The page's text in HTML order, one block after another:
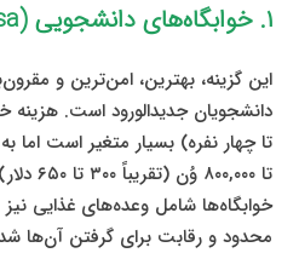
۱. خوابگاه‌های دانشجویی (Gisuksa)
این گزینه، بهترین، امن‌ترین و
دانشجویان جدیدالورود است. هزینه
تا
خوابگاه‌ها شامل وعده‌های غذایی
محدود و رقابت برای گرفتن آن‌ها